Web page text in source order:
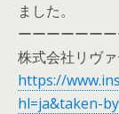
ました。
ーーーーーー
株式会社リヴ
https://
hl=ja&taken-